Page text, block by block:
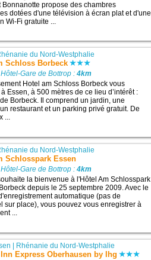
Bonnanotte propose des chambres
dotées d'une télévision à écran plat et d'une
Wi-Fi gratuite ...
du Nord-Westphalie
Schloss Borbeck
Gare de Bottrop :4km
Hotel am Schloss Borbeck vous
Essen, à 500 mètres de ce lieu d’intérêt :
Borbeck. Il comprend un jardin, une
restaurant et un parking privé gratuit. De
...
du Nord-Westphalie
Schlosspark Essen
Gare de Bottrop :4km
la bienvenue à l'Hôtel Am Schlosspark
depuis le 25 septembre 2009. Avec le
automatique (pas de
sur place), vous pouvez vous enregistrer à
...
Rhénanie du Nord-Westphalie
Express Oberhausen by Ihg